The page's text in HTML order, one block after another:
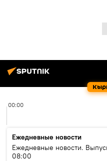
00:00
Ежедневные новости
Ежедневные новости.
08:00